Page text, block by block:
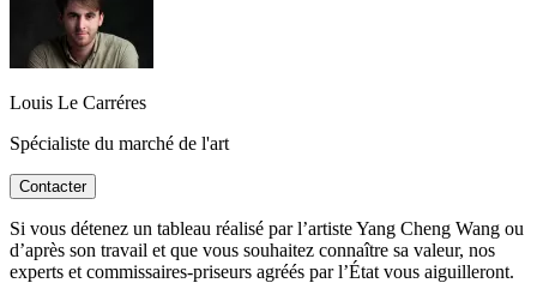
Louis Le Carréres
Spécialiste du marché de l'art
Contacter
Si vous détenez un tableau réalisé par l’artiste Yang Cheng Wang ou
d’après son travail et que vous souhaitez connaître sa valeur, nos
experts et commissaires-priseurs agréés par l’État vous aiguilleront.